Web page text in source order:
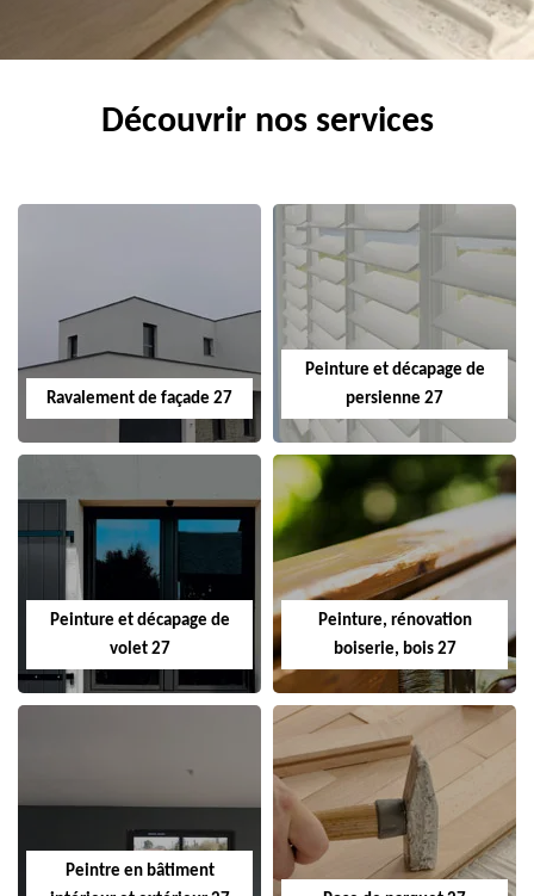
Découvrir nos services
Ravalement de façade 27
Peinture et décapage de
persienne 27
Peinture et décapage de
volet 27
Peinture, rénovation
boiserie, bois 27
Peintre en bâtiment